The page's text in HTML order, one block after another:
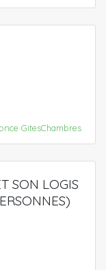
GitesChambres
SON LOGIS